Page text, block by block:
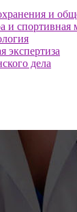
и
и спортивная
экспертиза
дела